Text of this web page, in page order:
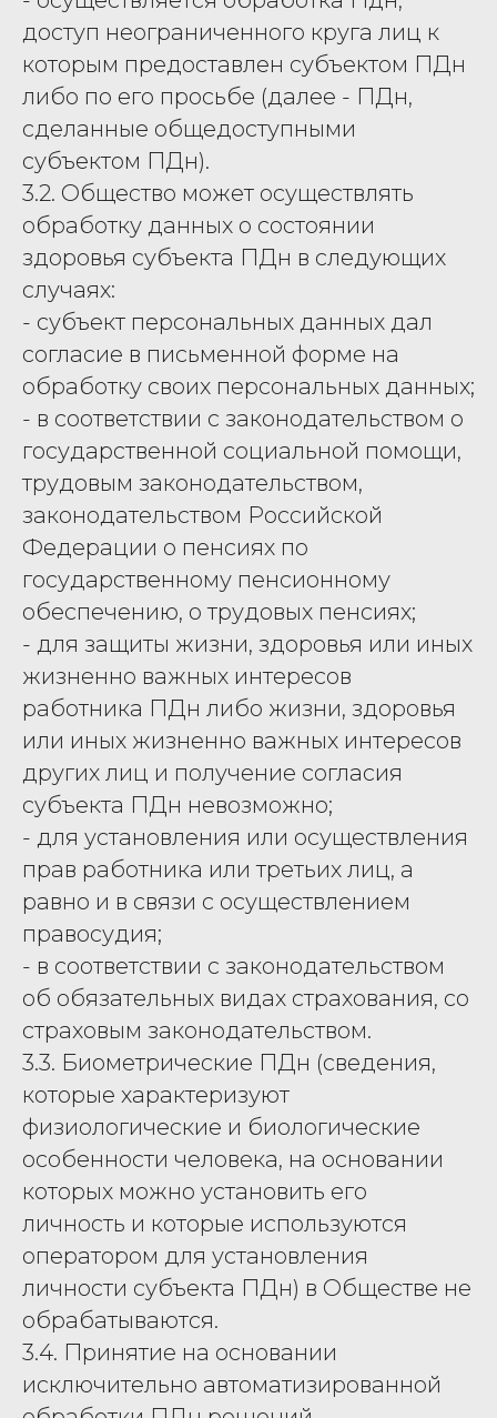
доступ неограниченного круга лиц к
которым предоставлен субъектом ПДн
либо по его просьбе (далее - ПДн,
сделанные общедоступными
субъектом ПДн).
3.2. Общество может осуществлять
обработку данных о состоянии
здоровья субъекта ПДн в следующих
случаях:
- субъект персональных данных дал
согласие в письменной форме на
обработку своих персональных данных;
- в соответствии с законодательством о
государственной социальной помощи,
трудовым законодательством,
законодательством Российской
Федерации о пенсиях по
государственному пенсионному
обеспечению, о трудовых пенсиях;
- для защиты жизни, здоровья или иных
жизненно важных интересов
работника ПДн либо жизни, здоровья
или иных жизненно важных интересов
других лиц и получение согласия
субъекта ПДн невозможно;
- для установления или осуществления
прав работника или третьих лиц, а
равно и в связи с осуществлением
правосудия;
- в соответствии с законодательством
об обязательных видах страхования, со
страховым законодательством.
3.3. Биометрические ПДн (сведения,
которые характеризуют
физиологические и биологические
особенности человека, на основании
которых можно установить его
личность и которые используются
оператором для установления
личности субъекта ПДн) в Обществе не
обрабатываются.
3.4. Принятие на основании
исключительно автоматизированной